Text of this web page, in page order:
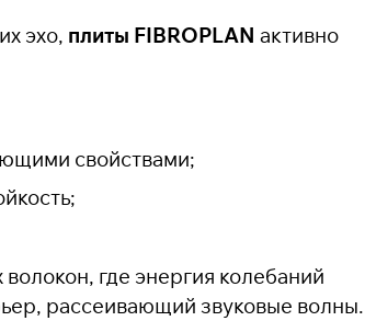
эхо, плиты FIBROPLAN активно
свойствами;
где энергия колебаний
рассеивающий звуковые волны.